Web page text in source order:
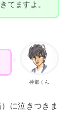
てますよ。
神部くん
に泣きつきま